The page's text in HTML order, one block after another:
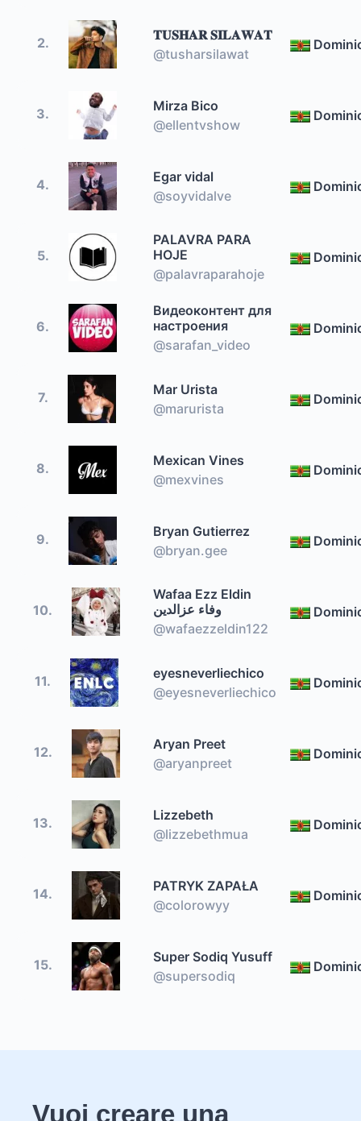
2.
𝐓𝐔𝐒𝐇𝐀𝐑 𝐒𝐈𝐋𝐀𝐖𝐀𝐓
@tusharsilawat
3.
Mirza Bico
@ellentvshow
4.
Egar vidal
@soyvidalve
5.
PALAVRA PARA
HOJE
@palavraparahoje
6.
Видеоконтент для
настроения
@sarafan_video
7.
Mar Urista
@marurista
8.
Mexican Vines
@mexvines
9.
Bryan Gutierrez
@bryan.gee
10.
Wafaa Ezz Eldin
وفاء عزالدين
@wafaezzeldin122
11.
eyesneverliechico
@eyesneverliechico
12.
Aryan Preet
@aryanpreet
13.
Lizzebeth
@lizzebethmua
14.
PATRYK ZAPAŁA
@colorowyy
15.
Super Sodiq Yusuff
@supersodiq
Vuoi creare una